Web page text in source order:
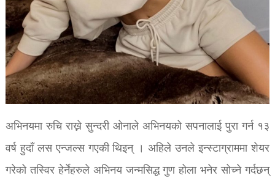
अभिनयमा रुचि राख्ने सुन्दरी ओनाले अभिनयको सपनालाई पुरा गर्न १३
वर्ष हुदाँ लस एन्जल्स गएकी थिइन् । अहिले उनले इन्स्टाग्राममा शेयर
गरेको तस्विर हेर्नेहरुले अभिनय जन्मसिद्ध गुण होला भनेर सोच्ने गर्दछन्